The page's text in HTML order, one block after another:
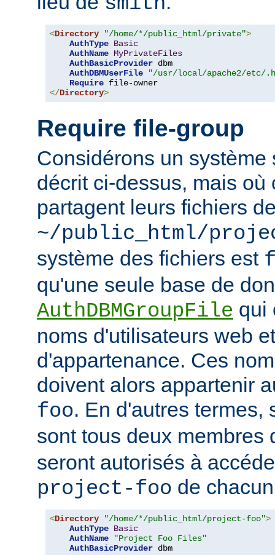
<Directory "/home/*/public_html/private">
AuthType Basic
AuthName MyPrivateFiles
AuthBasicProvider dbm
AuthDBMUserFile
"/usr/local/apache2/etc/
Require
</Directory>
Require file-group
Considérons un système
décrit ci-dessus, mais où
partagent leurs fichiers
~/public_html/
système des fichiers est
qu'une seule base de
AuthDBMGroupFile qui
noms d'utilisateurs web
d'appartenance. Ces
doivent alors appartenir
foo. En d'autres termes,
sont tous deux membres
seront autorisés à
project-foo de
<Directory "/home/*/public_html/project-foo">
AuthType Basic
AuthName
"Project Foo Files"
AuthBasicProvider dbm